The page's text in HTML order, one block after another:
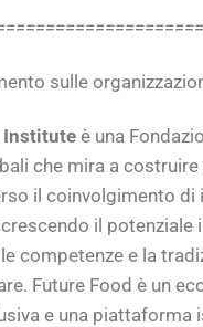
sulle
Institute è una
che mira a
il coinvolgimento di
il potenziale
competenze e la
Future Food è un
e una piattaforma